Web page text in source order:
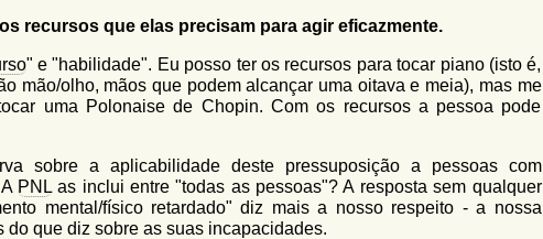
recursos que elas precisam para agir eficazmente.
" e "habilidade". Eu posso ter os recursos para tocar piano (isto é,
mão/olho, mãos que podem alcançar uma oitava e meia), mas me
uma Polonaise de Chopin. Com os recursos a pessoa pode
sobre a aplicabilidade deste pressuposição a pessoas com
PNL as inclui entre "todas as pessoas"? A resposta sem qualquer
mental/físico retardado" diz mais a nosso respeito - a nossa
que diz sobre as suas incapacidades.